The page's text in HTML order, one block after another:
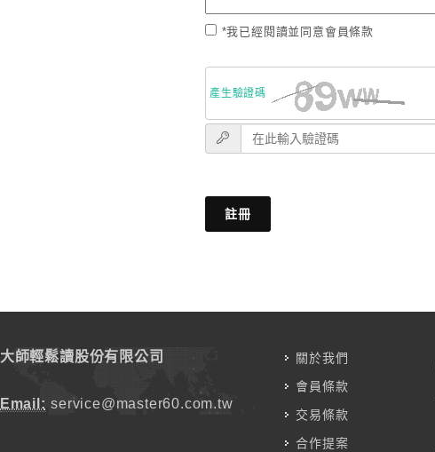
*我已經閱讀並同意會員條款
產生驗證碼
註冊
大師輕鬆讀股份有限公司
Email: service@master60.com.tw
關於我們
會員條款
交易條款
合作提案